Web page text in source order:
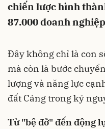
chiến lược hình
87.000 doanh
Đây không chỉ là con
mà còn là bước
lượng và năng lực
đất Cảng trong kỷ
Từ "bệ đỡ" đến động